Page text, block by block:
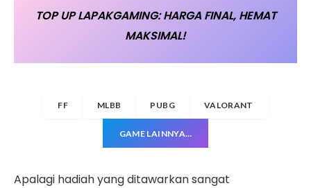
TOP UP LAPAKGAMING: HARGA FINAL, HEMAT
MAKSIMAL!
FF MLBB PUBG VALORANT
GAME LAINNYA…
Apalagi hadiah yang ditawarkan sangat